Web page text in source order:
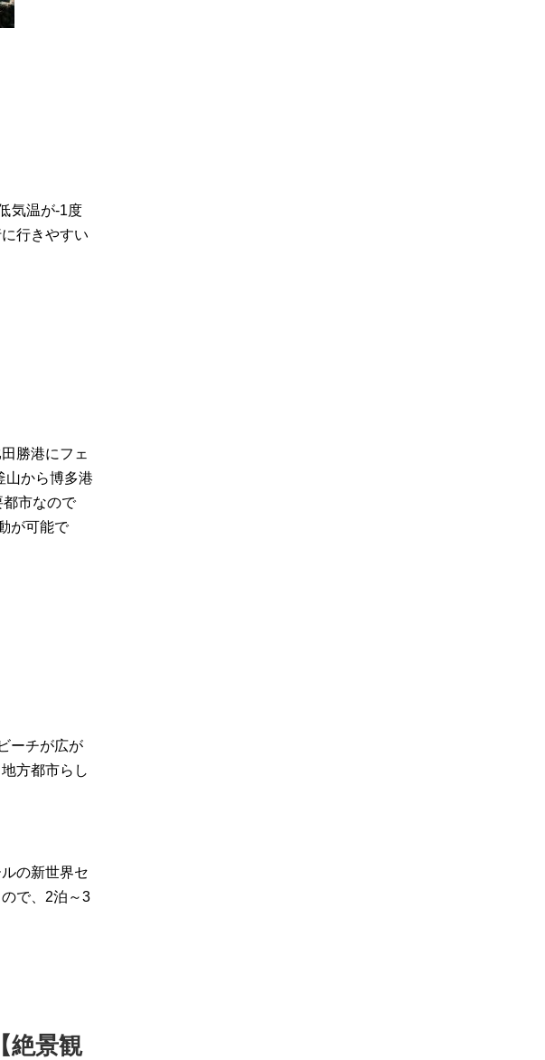
気温が-1度
行きやすい
勝港にフェ
山から博多港
市なので
が可能で
ーチが広が
方都市らし
の新世界セ
で、2泊～3
絶景観